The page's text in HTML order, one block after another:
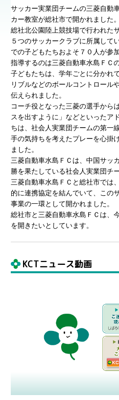
サッカー実業団チームの三菱自動
カー教室が総社市で開かれました。
総社北公園陸上競技場で行われた
５つのサッカークラブに所属して
での子どもたちおよそ７０人が参
指導するのは三菱自動車水島ＦＣ
子どもたちは、学年ごとに分かれ
リブルなどのボールコントロール
伝えられました。
コーチ役となった三菱の選手から
スを出すように」などといったア
ちは、社会人実業団チームの第一
手の気持ちを考えたプレーを心掛
ました。
三菱自動車水島ＦＣは、中国サッ
勝を果たしている社会人実業団チ
三菱自動車水島ＦＣと総社市では
的に連携協定を結んでいて、この
事業の一環として開かれました。
総社市と三菱自動車水島ＦＣは、
を開きたいとしています。
KCTニュース動画